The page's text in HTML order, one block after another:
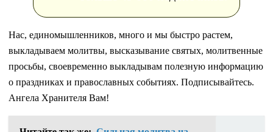
Нас, единомышленников, много и мы быстро растем,
выкладываем молитвы, высказывание святых, молитвенные
просьбы, своевременно выкладывам полезную информацию
о праздниках и православных событиях. Подписывайтесь.
Ангела Хранителя Вам!